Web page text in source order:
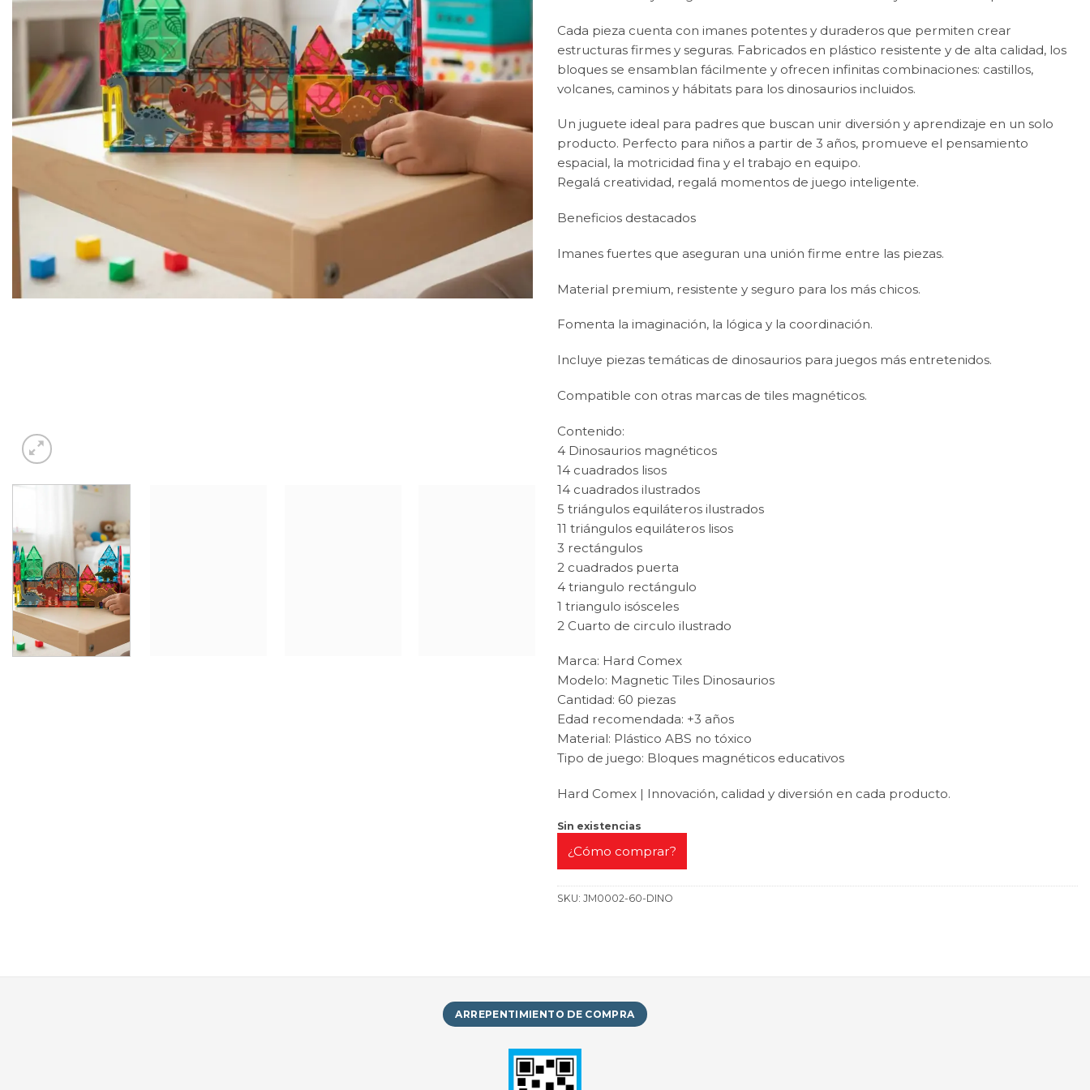
Cada pieza cuenta con imanes potentes y duraderos que permiten crear
estructuras firmes y seguras. Fabricados en plástico resistente y de alta calidad, los
bloques se ensamblan fácilmente y ofrecen infinitas combinaciones: castillos,
volcanes, caminos y hábitats para los dinosaurios incluidos.
Un juguete ideal para padres que buscan unir diversión y aprendizaje en un solo
producto. Perfecto para niños a partir de 3 años, promueve el pensamiento
espacial, la motricidad fina y el trabajo en equipo.
Regalá creatividad, regalá momentos de juego inteligente.
Beneficios destacados
Imanes fuertes que aseguran una unión firme entre las piezas.
Material premium, resistente y seguro para los más chicos.
Fomenta la imaginación, la lógica y la coordinación.
Incluye piezas temáticas de dinosaurios para juegos más entretenidos.
Compatible con otras marcas de tiles magnéticos.
Contenido:
4 Dinosaurios magnéticos
14 cuadrados lisos
14 cuadrados ilustrados
5 triángulos equiláteros ilustrados
11 triángulos equiláteros lisos
3 rectángulos
2 cuadrados puerta
4 triangulo rectángulo
1 triangulo isósceles
2 Cuarto de circulo ilustrado
Marca: Hard Comex
Modelo: Magnetic Tiles Dinosaurios
Cantidad: 60 piezas
Edad recomendada: +3 años
Material: Plástico ABS no tóxico
Tipo de juego: Bloques magnéticos educativos
Hard Comex | Innovación, calidad y diversión en cada producto.
Sin existencias
¿Cómo comprar?
SKU: JM0002-60-DINO
ARREPENTIMIENTO DE COMPRA